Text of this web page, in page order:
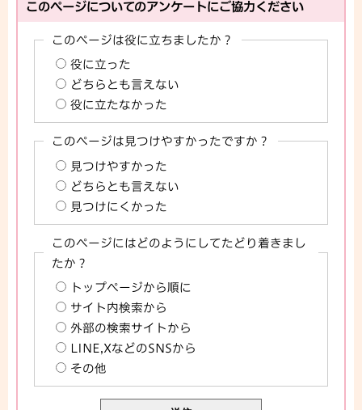
このページについてのアンケートにご協力ください
このページは役に立ちましたか？
役に立った
どちらとも言えない
役に立たなかった
このページは見つけやすかったですか？
見つけやすかった
どちらとも言えない
見つけにくかった
このページにはどのようにしてたどり着きまし
たか？
トップページから順に
サイト内検索から
外部の検索サイトから
LINE,XなどのSNSから
その他